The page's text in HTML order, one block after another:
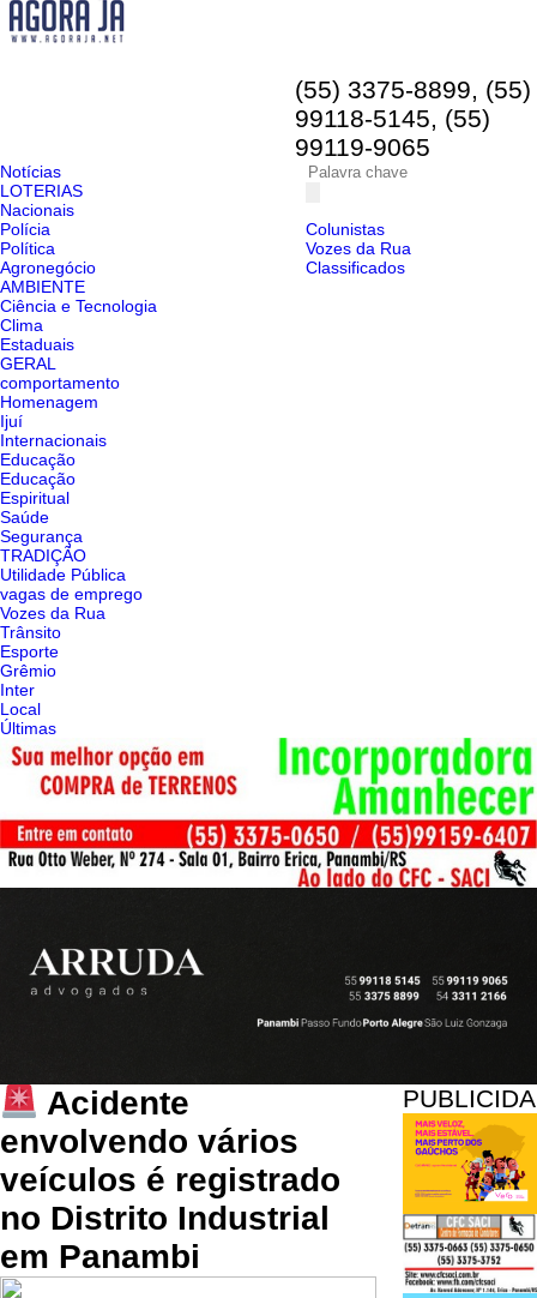
(55) 3375-8899, (55)
99118-5145, (55)
99119-9065
Notícias
LOTERIAS
Nacionais
Polícia
Política
Agronegócio
AMBIENTE
Ciência e Tecnologia
Clima
Estaduais
GERAL
comportamento
Homenagem
Ijuí
Internacionais
Educação
Educação
Espiritual
Saúde
Segurança
TRADIÇÃO
Utilidade Pública
vagas de emprego
Vozes da Rua
Trânsito
Esporte
Grêmio
Inter
Local
Últimas
Colunistas
Vozes da Rua
Classificados
Acidente
envolvendo vários
veículos é registrado
no Distrito Industrial
em Panambi